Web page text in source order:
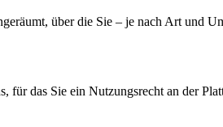
über die Sie – je nach Art und
für das Sie ein Nutzungsrecht an der